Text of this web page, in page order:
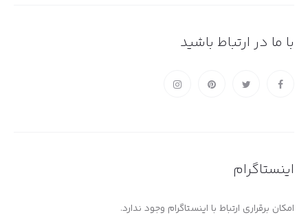
با ما در ارتباط باشید
اینستاگرام
امکان برقراری ارتباط با اینستاگرام وجود ندارد.